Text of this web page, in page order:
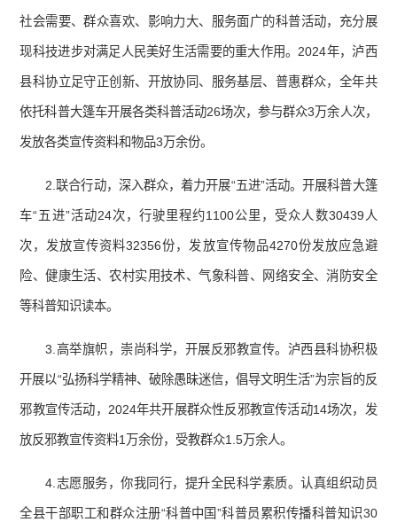
社会需要、群众喜欢、影响力大、服务面广的科普活动，充分展
现科技进步对满足人民美好生活需要的重大作用。2024年，泸西
县科协立足守正创新、开放协同、服务基层、普惠群众，全年共
依托科普大篷车开展各类科普活动26场次，参与群众3万余人次，
发放各类宣传资料和物品3万余份。
2.联合行动，深入群众，着力开展“五进”活动。开展科普大篷
车“五进”活动24次，行驶里程约1100公里，受众人数30439人
次，发放宣传资料32356份，发放宣传物品4270份发放应急避
险、健康生活、农村实用技术、气象科普、网络安全、消防安全
等科普知识读本。
3.高举旗帜，崇尚科学，开展反邪教宣传。泸西县科协积极
开展以“弘扬科学精神、破除愚昧迷信，倡导文明生活”为宗旨的反
邪教宣传活动，2024年共开展群众性反邪教宣传活动14场次，发
放反邪教宣传资料1万余份，受教群众1.5万余人。
4.志愿服务，你我同行，提升全民科学素质。认真组织动员
全县干部职工和群众注册“科普中国”科普员累积传播科普知识30